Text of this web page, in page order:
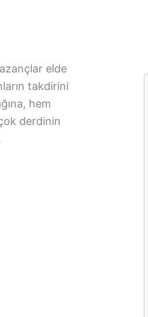
elde
takdirini
hem
derdinin